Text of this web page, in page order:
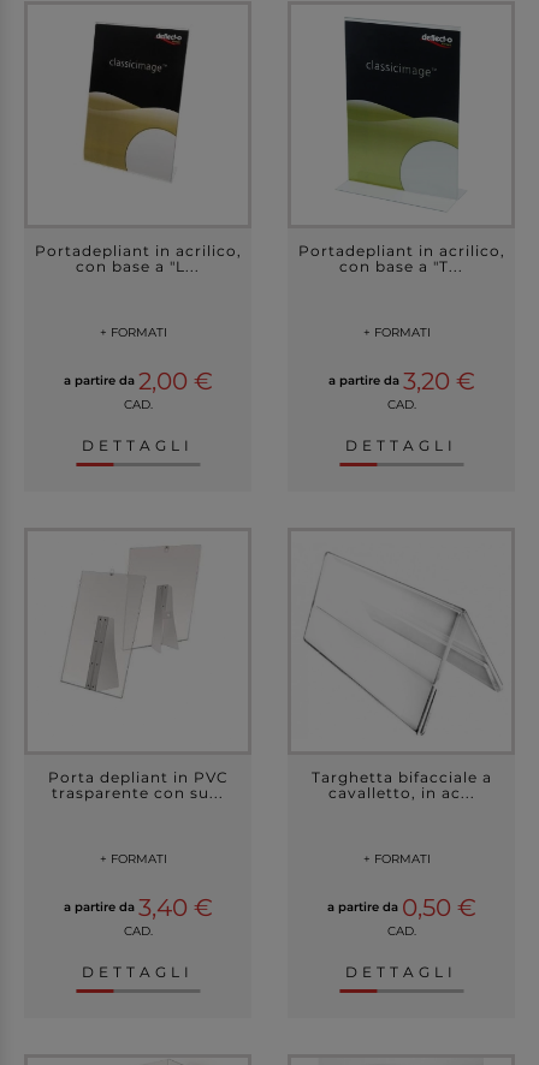
Portadepliant in acrilico,
con base a "L...
+ FORMATI
a partire da 2,00 €
CAD.
DETTAGLI
Portadepliant in acrilico,
con base a "T...
+ FORMATI
a partire da 3,20 €
CAD.
DETTAGLI
Porta depliant in PVC
trasparente con su...
+ FORMATI
a partire da 3,40 €
CAD.
DETTAGLI
Targhetta bifacciale a
cavalletto, in ac...
+ FORMATI
a partire da 0,50 €
CAD.
DETTAGLI